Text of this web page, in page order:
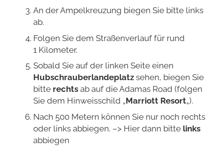
An der Ampelkreuzung biegen Sie bitte links
ab.
Folgen Sie dem Straßenverlauf für rund
1 Kilometer.
Sobald Sie auf der linken Seite einen
Hubschrauberlandeplatz sehen, biegen Sie
bitte rechts ab auf die Adamas Road (folgen
Sie dem Hinweisschild „Marriott Resort„).
Nach 500 Metern können Sie nur noch rechts
oder links abbiegen. –> Hier dann bitte links
abbiegen